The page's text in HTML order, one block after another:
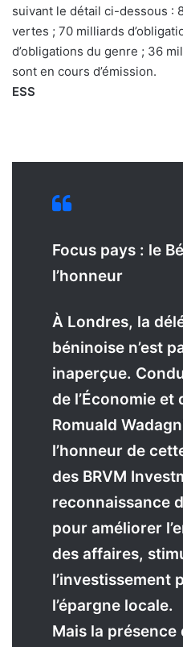
suivant le détail ci-dessous :
vertes ; 70 milliards
d’obligations du genre ; 36
sont en cours d’émission.
ESS
Focus pays : le
l’honneur
À Londres, la
béninoise n’est
inaperçue.
de l’Économie et
Romuald
l’honneur de
des BRVM
reconnaissance
pour améliorer
des affaires,
l’investissement
l’épargne locale.
Mais la présence